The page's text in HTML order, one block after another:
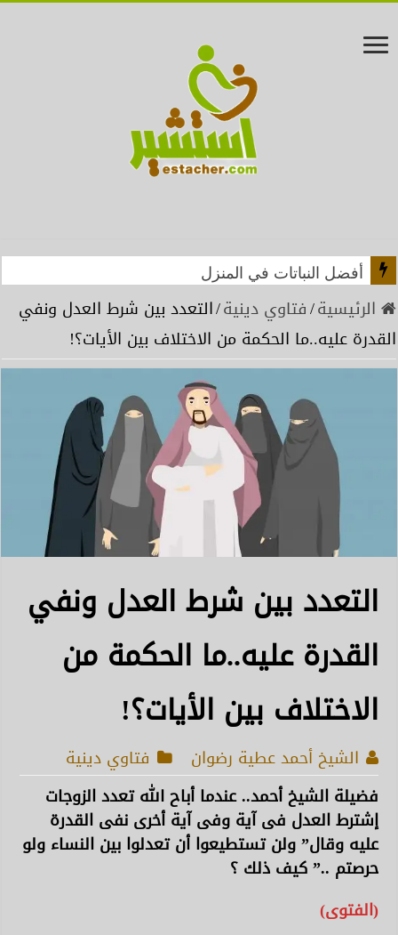
أفضل النباتات في المنزل
الرئيسية/فتاوي دينية/التعدد بين شرط العدل ونفي
القدرة عليه..ما الحكمة من الاختلاف بين الأيات؟!
التعدد بين شرط العدل ونفي
القدرة عليه..ما الحكمة من
الاختلاف بين الأيات؟!
الشيخ أحمد عطية رضوان
فتاوي دينية
فضيلة الشيخ أحمد.. عندما أباح الله تعدد الزوجات
إشترط العدل فى آية وفى آية أخرى نفى القدرة
عليه وقال” ولن تستطيعوا أن تعدلوا بين النساء ولو
حرصتم ..” كيف ذلك ؟
(الفتوى)